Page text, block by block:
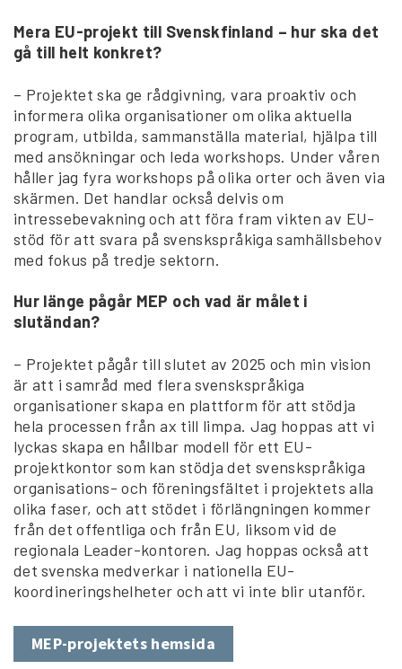
Mera EU-projekt till Svenskfinland – hur ska det
gå till helt konkret?
– Projektet ska ge rådgivning, vara proaktiv och
informera olika organisationer om olika aktuella
program, utbilda, sammanställa material, hjälpa till
med ansökningar och leda workshops. Under våren
håller jag fyra workshops på olika orter och även via
skärmen. Det handlar också delvis om
intressebevakning och att föra fram vikten av EU-
stöd för att svara på svenskspråkiga samhällsbehov
med fokus på tredje sektorn.
Hur länge pågår MEP och vad är målet i
slutändan?
– Projektet pågår till slutet av 2025 och min vision
är att i samråd med flera svenskspråkiga
organisationer skapa en plattform för att stödja
hela processen från ax till limpa. Jag hoppas att vi
lyckas skapa en hållbar modell för ett EU-
projektkontor som kan stödja det svenskspråkiga
organisations- och föreningsfältet i projektets alla
olika faser, och att stödet i förlängningen kommer
från det offentliga och från EU, liksom vid de
regionala Leader-kontoren. Jag hoppas också att
det svenska medverkar i nationella EU-
koordineringshelheter och att vi inte blir utanför.
MEP-projektets hemsida